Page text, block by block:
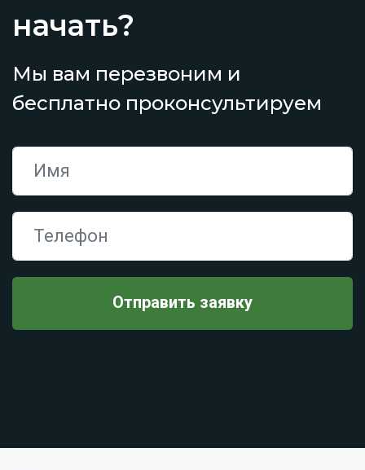
начать?
Мы вам перезвоним и
бесплатно проконсультируем